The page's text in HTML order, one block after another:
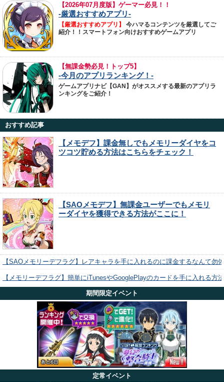
【2026年07月度版】ゲーマー必見！！
-厳選おすすめアプリ-
【厳選おすすめアプリ】
今ハマるコンテンツを厳選してご
紹介！！スマートフォン向けおすすめゲームアプリ
【無課金勢必見！トップ5】
-今月のアプリランキング！-
ゲームアプリナビ【GAN】がオススメする最新のアプリラ
ンキングをご紹介！
おすすめ記事
【メモデフ】課金無しでもメモリーダイヤをコ
ツコツ貯める方法はこちらをチェック！
【SAOメモデフ】無課金ユーザーでもメモリ
ーダイヤを獲得できる方法がここに！
【SAOメモリーデフラグ】レアキャラを手に入れるのに課金するなんて勿
【メモリーデフラグ】簡単にiTunesやGooglePlayのカードを手に入れる方
期間限定イベント
定常イベント